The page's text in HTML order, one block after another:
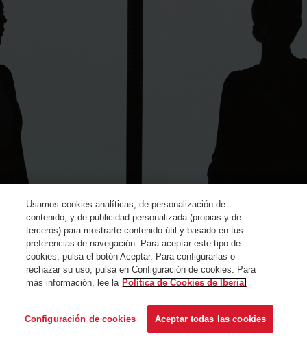
Usamos cookies analíticas, de personalización de
contenido, y de publicidad personalizada (propias y de
terceros) para mostrarte contenido útil y basado en tus
preferencias de navegación. Para aceptar este tipo de
cookies, pulsa el botón Aceptar. Para configurarlas o
rechazar su uso, pulsa en Configuración de cookies. Para
más información, lee la Política de Cookies de Iberia.
Configuración de cookies Aceptar todas las cookies